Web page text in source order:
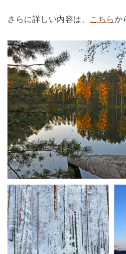
さらに詳しい内容は、 こちらか